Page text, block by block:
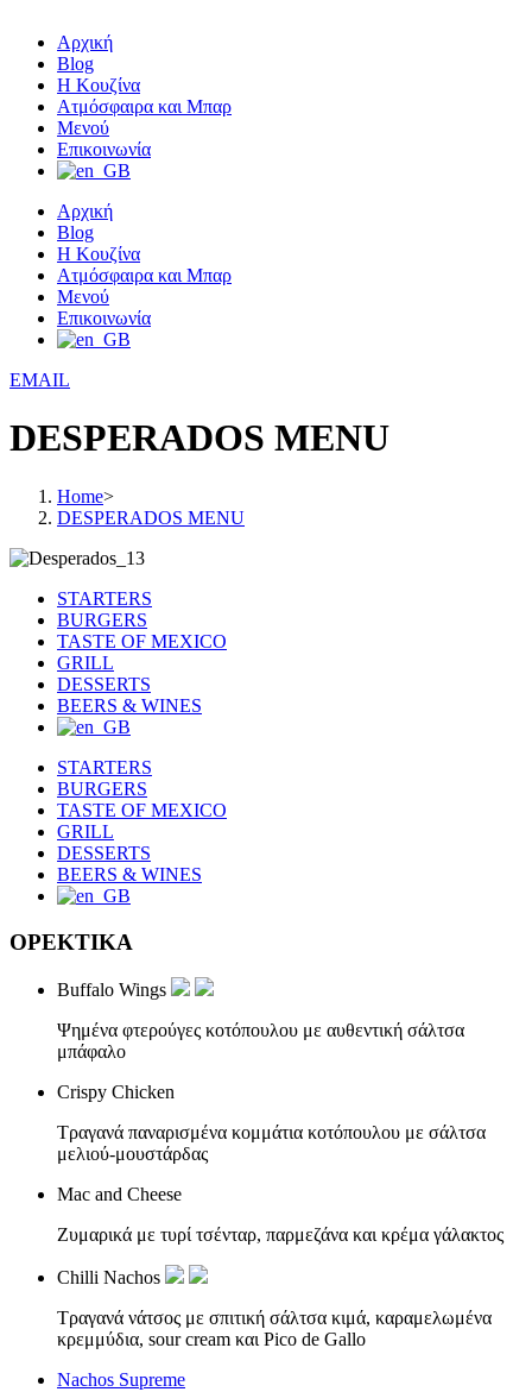
Αρχική
Blog
Η Κουζίνα
Ατμόσφαιρα και Μπαρ
Μενού
Επικοινωνία
Αρχική
Blog
Η Κουζίνα
Ατμόσφαιρα και Μπαρ
Μενού
Επικοινωνία
EMAIL
DESPERADOS MENU
Home>
DESPERADOS MENU
STARTERS
BURGERS
TASTE OF MEXICO
GRILL
DESSERTS
BEERS & WINES
STARTERS
BURGERS
TASTE OF MEXICO
GRILL
DESSERTS
BEERS & WINES
ΟΡΕΚΤΙΚΑ
Buffalo Wings
Ψημένα φτερούγες κοτόπουλου με αυθεντική σάλτσα
μπάφαλο
Crispy Chicken
Τραγανά παναρισμένα κομμάτια κοτόπουλου με σάλτσα
μελιού-μουστάρδας
Mac and Cheese
Ζυμαρικά με τυρί τσένταρ, παρμεζάνα και κρέμα γάλακτος
Chilli Nachos
Τραγανά νάτσος με σπιτική σάλτσα κιμά, καραμελωμένα
κρεμμύδια, sour cream και Pico de Gallo
Nachos Supreme